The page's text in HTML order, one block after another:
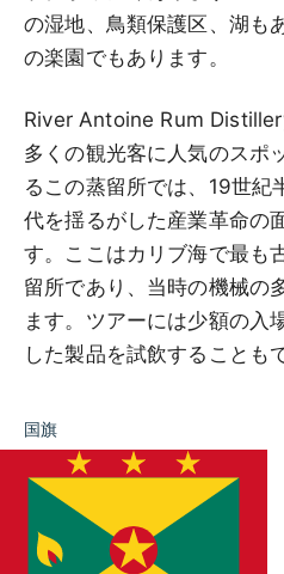
の湿地、鳥類保護区、湖も
の楽園でもあります。
River Antoine Rum
多くの観光客に人気のスポ
るこの蒸留所では、19世紀
代を揺るがした産業革命の
す。ここはカリブ海で最も
留所であり、当時の機械の
ます。ツアーには少額の入
した製品を試飲することも
国旗